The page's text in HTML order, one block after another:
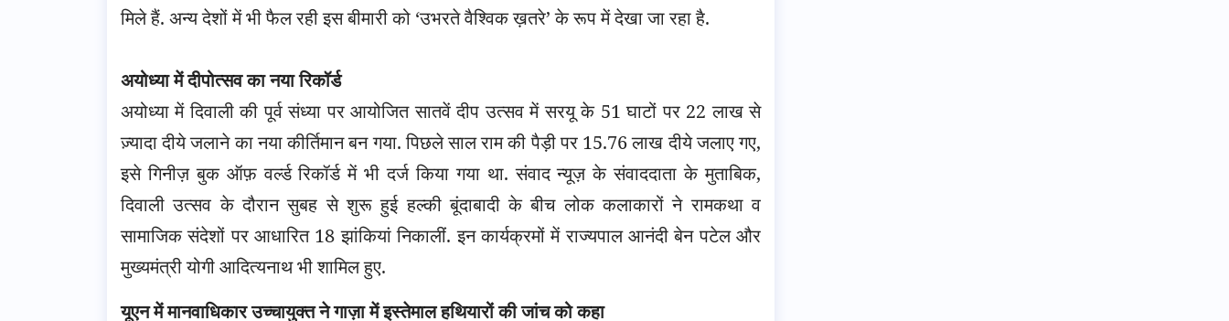
मिले हैं. अन्य देशों में भी फैल रही इस बीमारी को ‘उभरते वैश्विक ख़तरे’ के रूप में देखा जा रहा है.
अयोध्या में दीपोत्सव का नया रिकॉर्ड
अयोध्या में दिवाली की पूर्व संध्या पर आयोजित सातवें दीप उत्सव में सरयू के 51 घाटों पर 22 लाख से
ज़्यादा दीये जलाने का नया कीर्तिमान बन गया. पिछले साल राम की पैड़ी पर 15.76 लाख दीये जलाए गए,
इसे गिनीज़ बुक ऑफ़ वर्ल्ड रिकॉर्ड में भी दर्ज किया गया था. संवाद न्यूज़ के संवाददाता के मुताबिक,
दिवाली उत्सव के दौरान सुबह से शुरू हुई हल्की बूंदाबादी के बीच लोक कलाकारों ने रामकथा व
सामाजिक संदेशों पर आधारित 18 झांकियां निकालीं. इन कार्यक्रमों में राज्यपाल आनंदी बेन पटेल और
मुख्यमंत्री योगी आदित्यनाथ भी शामिल हुए.
यूएन में मानवाधिकार उच्चायुक्त ने गाज़ा में इस्तेमाल हथियारों की जांच को कहा